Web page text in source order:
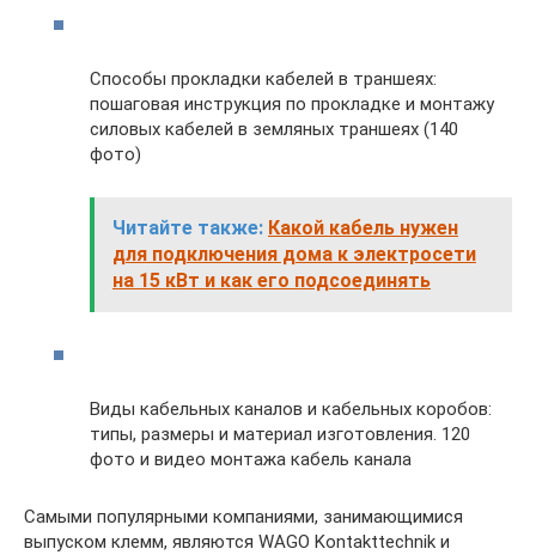
Способы прокладки кабелей в траншеях:
пошаговая инструкция по прокладке и монтажу
силовых кабелей в земляных траншеях (140
фото)
Читайте также: Какой кабель нужен
для подключения дома к электросети
на 15 кВт и как его подсоединять
Виды кабельных каналов и кабельных коробов:
типы, размеры и материал изготовления. 120
фото и видео монтажа кабель канала
Самыми популярными компаниями, занимающимися
выпуском клемм, являются WAGO Kontakttechnik и